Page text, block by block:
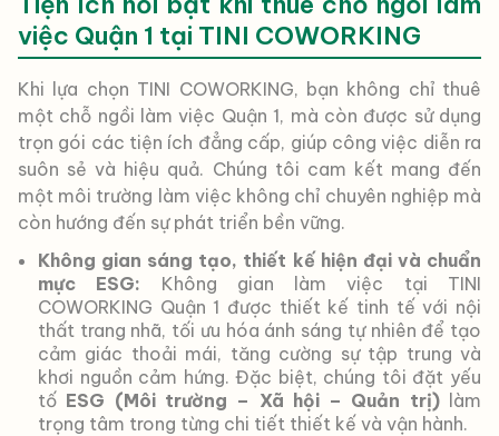
việc Quận 1 tại TINI COWORKING
Khi lựa chọn TINI COWORKING, bạn không chỉ thuê
một chỗ ngồi làm việc Quận 1, mà còn được sử dụng
trọn gói các tiện ích đẳng cấp, giúp công việc diễn ra
suôn sẻ và hiệu quả. Chúng tôi cam kết mang đến
một môi trường làm việc không chỉ chuyên nghiệp mà
còn hướng đến sự phát triển bền vững.
Không gian sáng tạo, thiết kế hiện đại và chuẩn
mực ESG: Không gian làm việc tại TINI
COWORKING Quận 1 được thiết kế tinh tế với nội
thất trang nhã, tối ưu hóa ánh sáng tự nhiên để tạo
cảm giác thoải mái, tăng cường sự tập trung và
khơi nguồn cảm hứng. Đặc biệt, chúng tôi đặt yếu
tố ESG (Môi trường – Xã hội – Quản trị)làm
trọng tâm trong từng chi tiết thiết kế và vận hành.